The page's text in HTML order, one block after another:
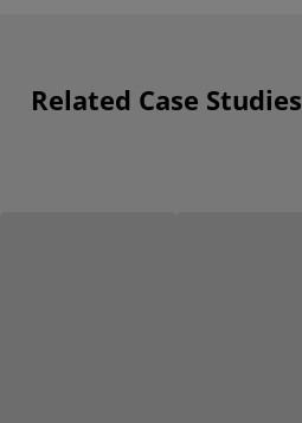
Related Case Studies